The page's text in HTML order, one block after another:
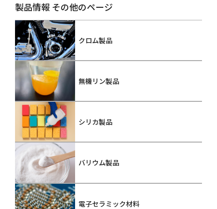
製品情報 その他のページ
クロム製品
無機リン製品
シリカ製品
バリウム製品
電子セラミック材料